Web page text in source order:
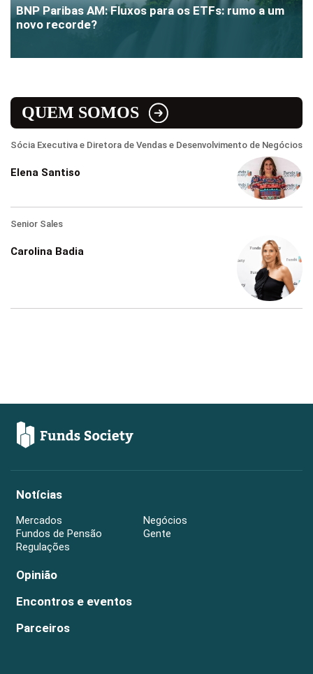
BNP Paribas AM: Fluxos para os ETFs: rumo a um
novo recorde?
QUEM SOMOS
Sócia Executiva e Diretora de Vendas e Desenvolvimento de Negócios
Elena Santiso
Senior Sales
Carolina Badia
Notícias
Mercados
Negócios
Fundos de Pensão
Gente
Regulações
Opinião
Encontros e eventos
Parceiros